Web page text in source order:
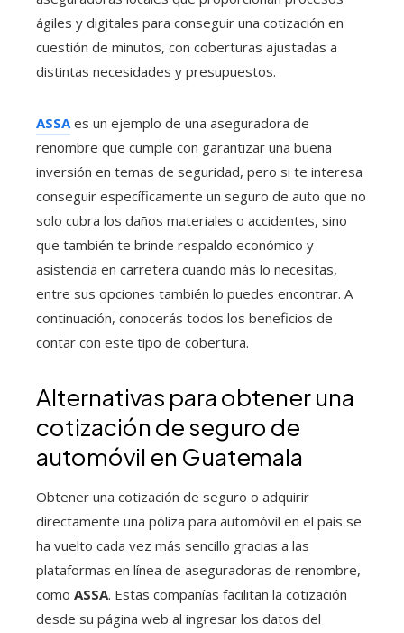
ágiles y digitales para conseguir una cotización en
cuestión de minutos, con coberturas ajustadas a
distintas necesidades y presupuestos.
ASSA es un ejemplo de una aseguradora de
renombre que cumple con garantizar una buena
inversión en temas de seguridad, pero si te interesa
conseguir específicamente un seguro de auto que no
solo cubra los daños materiales o accidentes, sino
que también te brinde respaldo económico y
asistencia en carretera cuando más lo necesitas,
entre sus opciones también lo puedes encontrar. A
continuación, conocerás todos los beneficios de
contar con este tipo de cobertura.
Alternativas para obtener una
cotización de seguro de
automóvil en Guatemala
Obtener una cotización de seguro o adquirir
directamente una póliza para automóvil en el país se
ha vuelto cada vez más sencillo gracias a las
plataformas en línea de aseguradoras de renombre,
como ASSA. Estas compañías facilitan la cotización
desde su página web al ingresar los datos del